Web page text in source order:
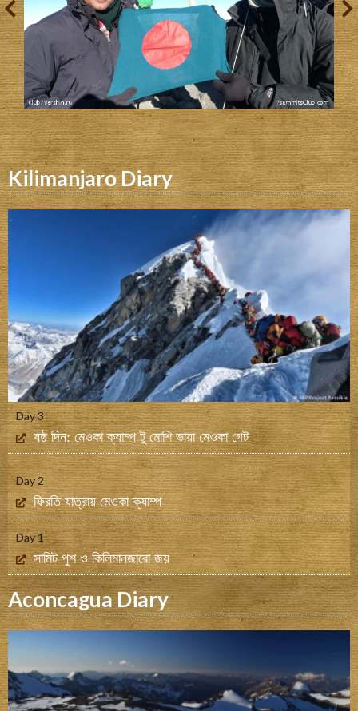
Kilimanjaro Diary
Day 3
ষষ্ঠ দিন: মেওকা ক্যাম্প টু মোশি ভায়া মেওকা গেট
Day 2
ফিরতি যাত্রায় মেওকা ক্যাম্প
Day 1
সামিট পুশ ও কিলিমানজারো জয়
Aconcagua Diary